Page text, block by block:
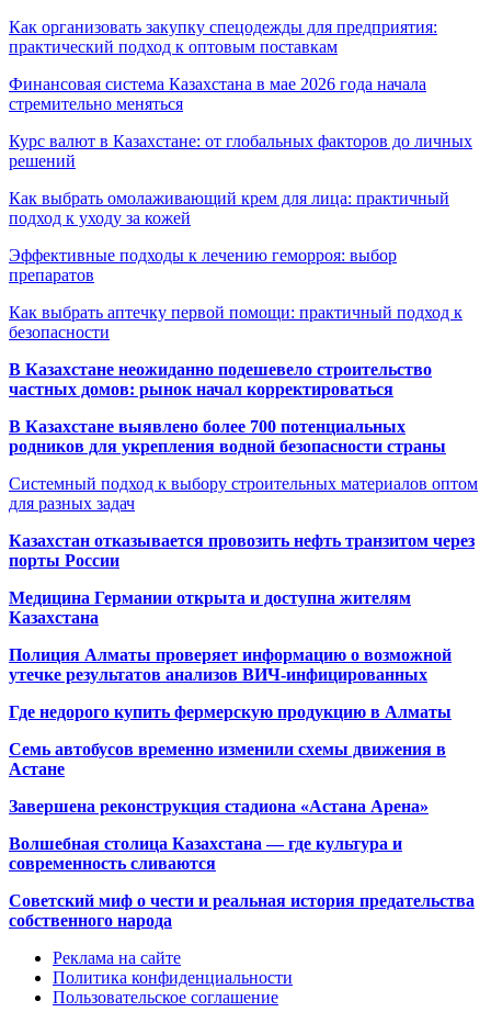
Как организовать закупку спецодежды для предприятия:
практический подход к оптовым поставкам
Финансовая система Казахстана в мае 2026 года начала
стремительно меняться
Курс валют в Казахстане: от глобальных факторов до личных
решений
Как выбрать омолаживающий крем для лица: практичный
подход к уходу за кожей
Эффективные подходы к лечению геморроя: выбор
препаратов
Как выбрать аптечку первой помощи: практичный подход к
безопасности
В Казахстане неожиданно подешевело строительство
частных домов: рынок начал корректироваться
В Казахстане выявлено более 700 потенциальных
родников для укрепления водной безопасности страны
Системный подход к выбору строительных материалов оптом
для разных задач
Казахстан отказывается провозить нефть транзитом через
порты России
Медицина Германии открыта и доступна жителям
Казахстана
Полиция Алматы проверяет информацию о возможной
утечке результатов анализов ВИЧ-инфицированных
Где недорого купить фермерскую продукцию в Алматы
Семь автобусов временно изменили схемы движения в
Астане
Завершена реконструкция стадиона «Астана Арена»
Волшебная столица Казахстана — где культура и
современность сливаются
Советский миф о чести и реальная история предательства
собственного народа
Реклама на сайте
Политика конфиденциальности
Пользовательское соглашение